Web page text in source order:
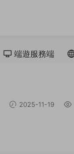
端遊服務端
2025-11-19